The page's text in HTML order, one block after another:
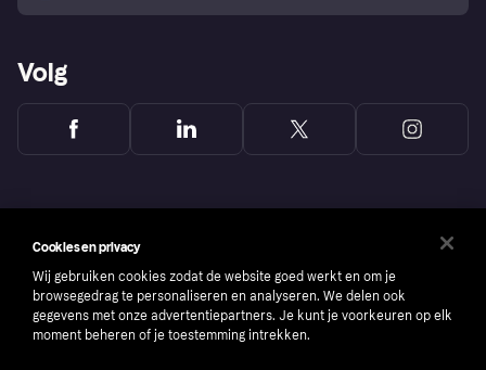
Volg
Cookies en privacy
Wij gebruiken cookies zodat de website goed werkt en om je
browsegedrag te personaliseren en analyseren. We delen ook
gegevens met onze advertentiepartners. Je kunt je voorkeuren op elk
moment beheren of je toestemming intrekken.